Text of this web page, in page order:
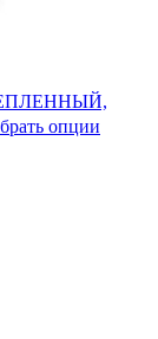
опции